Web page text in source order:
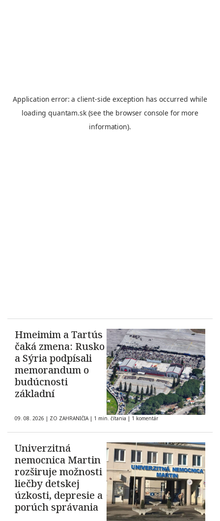
Hmeimim a Tartús
čaká zmena: Rusko
a Sýria podpísali
memorandum o
budúcnosti
základní
09. 08. 2026 | ZO ZAHRANIČIA | 1 min. čítania | 1 komentár
Univerzitná
nemocnica Martin
rozširuje možnosti
liečby detskej
úzkosti, depresie a
porúch správania